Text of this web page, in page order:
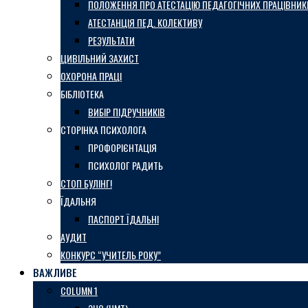
ПОЛОЖЕННЯ ПРО АТЕСТАЦІЮ ПЕДАГОГІЧНИХ
АТЕСТАНЦІЯ ПЕД. КОЛЕКТИВУ
РЕЗУЛЬТАТИ
ЦИВІЛЬНИЙ ЗАХИСТ
ОХОРОНА ПРАЦІ
БІБЛІОТЕКА
ВИБІР ПІДРУЧНИКІВ
СТОРІНКА ПСИХОЛОГА
ПРОФОРІЄНТАЦІЯ
ПСИХОЛОГ РАДИТЬ
СТОП БУЛІНГ!
ЇДАЛЬНЯ
ПАСПОРТ ЇДАЛЬНІ
АУДИТ
КОНКУРС “УЧИТЕЛЬ РОКУ”
ВАЖЛИВЕ
COLUMN 1